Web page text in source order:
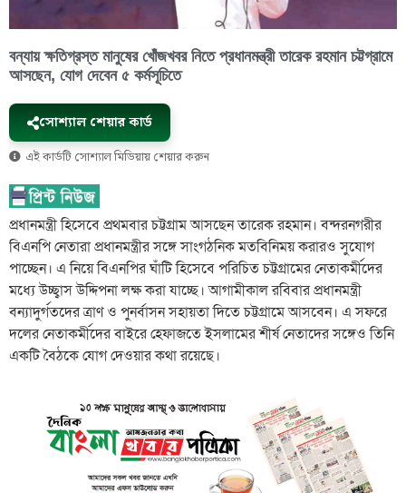
বন্যায় ক্ষতিগ্রস্ত মানুষের খোঁজখবর নিতে প্রধানমন্ত্রী তারেক রহমান চট্টগ্রামে
আসছেন, যোগ দেবেন ৫ কর্মসূচিতে
সোশ্যাল শেয়ার কার্ড
এই কার্ডটি সোশ্যাল মিডিয়ায় শেয়ার করুন
প্রধানমন্ত্রী হিসেবে প্রথমবার চট্টগ্রাম আসছেন তারেক রহমান। বন্দরনগরীর
বিএনপি নেতারা প্রধানমন্ত্রীর সঙ্গে সাংগঠনিক মতবিনিময় করারও সুযোগ
পাচ্ছেন। এ নিয়ে বিএনপির ঘাঁটি হিসেবে পরিচিত চট্টগ্রামের নেতাকর্মীদের
মধ্যে উচ্ছ্বাস উদ্দিপনা লক্ষ করা যাচ্ছে। আগামীকাল রবিবার প্রধানমন্ত্রী
বন্যাদুর্গতদের ত্রাণ ও পুনর্বাসন সহায়তা দিতে চট্টগ্রামে আসবেন। এ সফরে
দলের নেতাকর্মীদের বাইরে হেফাজতে ইসলামের শীর্ষ নেতাদের সঙ্গেও তিনি
একটি বৈঠকে যোগ দেওয়ার কথা রয়েছে।